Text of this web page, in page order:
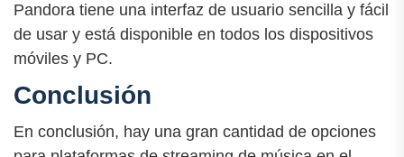
Pandora tiene una interfaz de usuario sencilla y fácil
de usar y está disponible en todos los dispositivos
móviles y PC.
Conclusión
En conclusión, hay una gran cantidad de opciones